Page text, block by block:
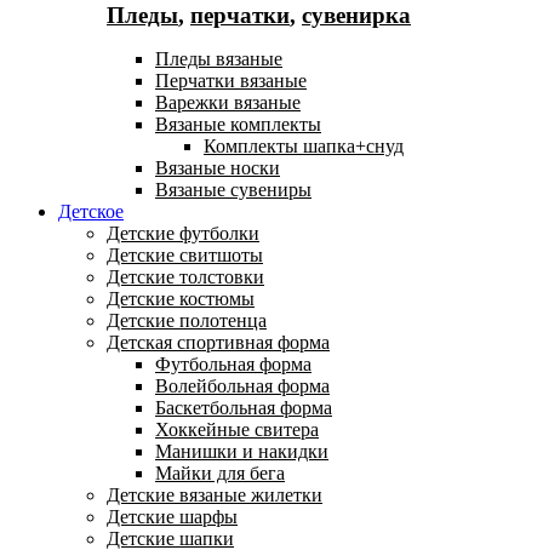
Пледы, перчатки, сувенирка
Пледы вязаные
Перчатки вязаные
Варежки вязаные
Вязаные комплекты
Комплекты шапка+снуд
Вязаные носки
Вязаные сувениры
Детское
Детские футболки
Детские свитшоты
Детские толстовки
Детские костюмы
Детские полотенца
Детская спортивная форма
Футбольная форма
Волейбольная форма
Баскетбольная форма
Хоккейные свитера
Манишки и накидки
Майки для бега
Детские вязаные жилетки
Детские шарфы
Детские шапки